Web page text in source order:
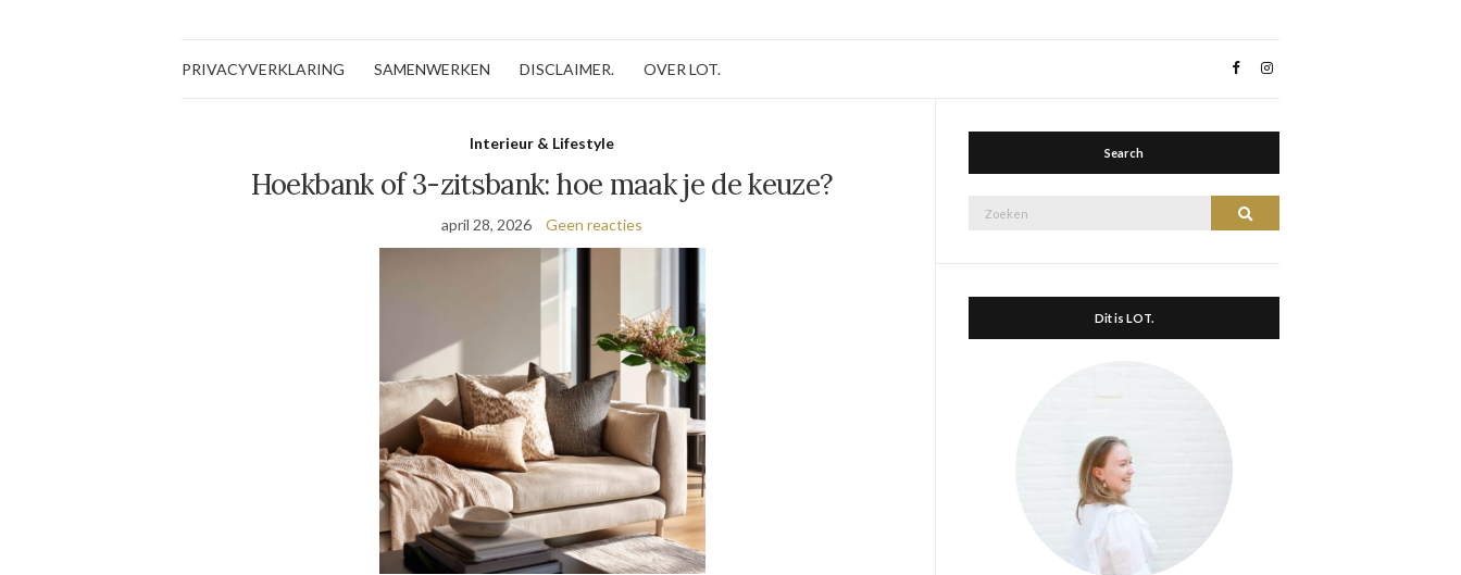
PRIVACYVERKLARING SAMENWERKEN DISCLAIMER. OVER LOT.
Interieur & Lifestyle
Hoekbank of 3-zitsbank: hoe maak je de keuze?
april 28, 2026 Geen reacties
Search
Zoek
Zoeken
Dit is LOT.